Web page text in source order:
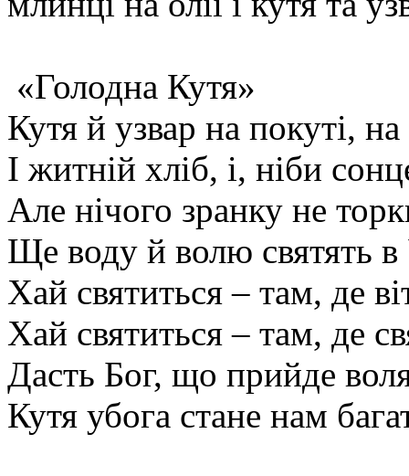
«Голодна Кутя»
Кутя й узвар на покуті, на
І житній хліб, і, ніби
Але нічого зранку не
Ще воду й волю святять в
Хай святиться – там, де
Хай святиться – там, де
Дасть Бог, що прийде
Кутя убога стане нам